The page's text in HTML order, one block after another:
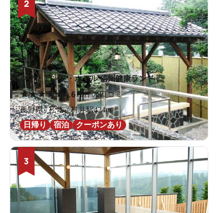
2
クア・アンド・ホテル 信州健康ランド
★★★★★4.616件の口コミ
長野県 / 松本 / 村井駅424m
日帰り
宿泊 クーポンあり
3